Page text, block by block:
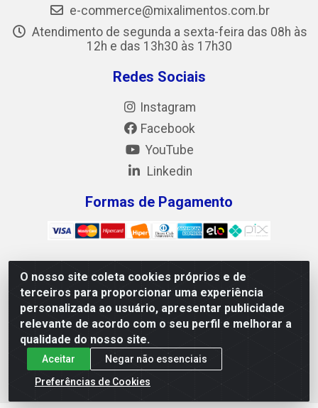
O nosso site coleta cookies próprios e de
terceiros para proporcionar uma experiência
personalizada ao usuário, apresentar publicidade
relevante de acordo com o seu perfil e melhorar a
qualidade do nosso site.
Aceitar
Negar não essenciais
Preferências de Cookies
e-commerce@mixalimentos.com.br
Atendimento de segunda a sexta-feira das 08h às
12h e das 13h30 às 17h30
Redes Sociais
Instagram
Facebook
YouTube
Linkedin
Formas de Pagamento
Mix Alimentos LTDA - Quadra Asr Ne 55 (412 Norte), Alameda
02, S/N - Plano Diretor Norte, Palmas/TO - CEP 77.006-540 -
CNPJ 05.922.500/0001-02